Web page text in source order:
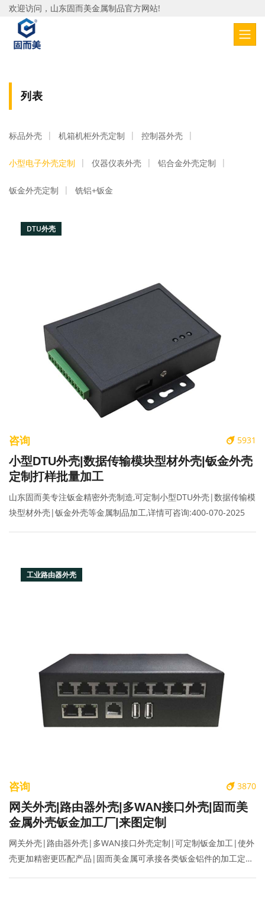
欢迎访问，山东固而美金属制品官方网站!
列表
标品外壳 机箱机柜外壳定制 控制器外壳
小型电子外壳定制 仪器仪表外壳 铝合金外壳定制
钣金外壳定制 铣铝+钣金
DTU外壳
5931
咨询
小型DTU外壳|数据传输模块型材外壳|钣金外壳
定制打样批量加工
山东固而美专注钣金精密外壳制造,可定制小型DTU外壳|数据传输模
块型材外壳|钣金外壳等金属制品加工,详情可咨询:400-070-2025
工业路由器外壳
3870
咨询
网关外壳|路由器外壳|多WAN接口外壳|固而美
金属外壳钣金加工厂|来图定制
网关外壳|路由器外壳|多WAN接口外壳定制|可定制钣金加工|使外
壳更加精密更匹配产品|固而美金属可承接各类钣金铝件的加工定制